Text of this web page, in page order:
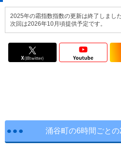
2025年の霜指数指数の更新は終了しました
次回は2026年10月頃提供予定です。
涌谷町の6時間ごと